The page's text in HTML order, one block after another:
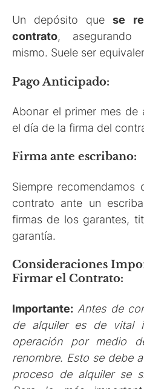
Un depósito quese
contrato, asegurando
mismo. Suele ser
Pago Anticipado:
Abonar el primer mes de
el día de la firma del
Firma ante escribano:
Siempre
contrato ante un
firmas de los garantes,
garantía.
Consideraciones
Firmar el Contrato:
Importante: Antes de
de alquiler es de vital
operación por medio
renombre. Esto se debe
proceso de alquiler se